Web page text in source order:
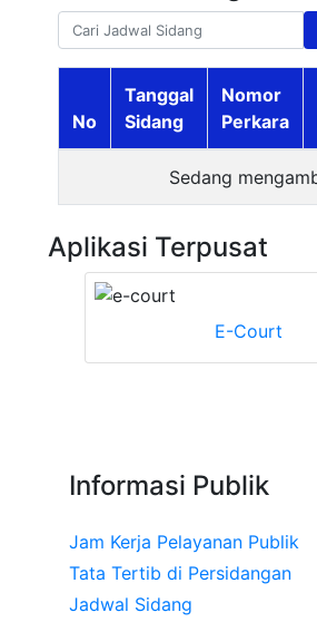
No
Tanggal
Sidang
Nomor
Perkara
Sedang
Aplikasi Terpusat
E-Court
Informasi Publik
Jam Kerja Pelayanan Publik
Tata Tertib di Persidangan
Jadwal Sidang